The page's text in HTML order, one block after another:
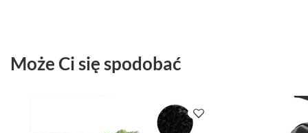
Może Ci się spodobać